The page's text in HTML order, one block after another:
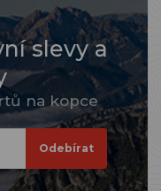
slevy a
na kopce